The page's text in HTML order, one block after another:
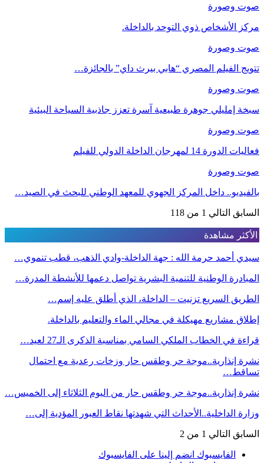
صوت وصورة
مركز الأشخاص ذوي التوحد بالداخلة.
صوت وصورة
تتويج الفيلم المصري “هابي بيرث داي” بالجائزة…
صوت وصورة
سبخة إمليلي جوهرة طبيعية آسرة تعزز جاذبية السياحة البيئية
صوت وصورة
فعاليات الدورة 14 لمهرجان الداخلة الدولي للفيلم
صوت وصورة
بالفيديو.. داخل المركز الجهوي للمعهد الوطني للبحث في الصيد…
السابق التالي 1 من 118
الأكثر مشاهدة
سيدي أحمد حرمة الله : جهة الداخلة-وادي الذهب، قطب تنموي…
المبادرة الوطنية للتنمية البشرية تواصل دعمها للأنشطة المدرة…
الطريق السريع تزنيت – الداخلة، الذي أطلق عليه إسم…
إطلاق مشاريع مهيكلة في مجالي الماء والتعليم بالداخلة.
قراءة في الخطاب الملكي السامي بمناسبة الذكرى الـ27 لعيد…
نشرة إنذارية..موجة حر وطقس حار وزخات رعدية مع احتمال
تساقط…
نشرة إنذارية..موجة حر وطقس حار من اليوم الثلاثاء إلى الخميس…
وزارة الداخلية..الأحداث التي شهدتها نقاط العبور المؤدية إلى…
السابق التالي 1 من 2
الفايسبوك انضم إلينا على الفايسبوك